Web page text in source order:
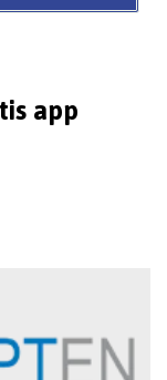
app